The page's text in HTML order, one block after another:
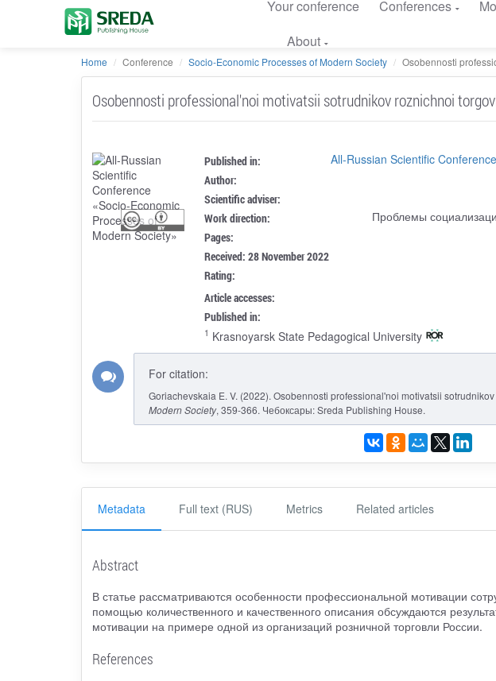
Your conference Conferences
About
Home Conference Socio-Economic Processes of Modern Society Osobennosti
Osobennosti professional'noi motivatsii sotrudnikov roznichnoi
Published in: All-Russian Scientific
Author:
Scientific adviser:
Work direction: Проблемы
Pages:
Received: 28 November 2022
Rating:
Article accesses:
Published in:
1 Krasnoyarsk State Pedagogical University
For citation:
Goriachevskaia E. V. (2022). Osobennosti professional'noi motivatsii
Modern Society, 359-366. Чебоксары: Sreda Publishing House.
Metadata Full text (RUS) Metrics Related articles
Abstract
В статье рассматриваются особенности профессиональной мотивации
помощью количественного и качественного описания обсуждаются
мотивации на примере одной из организаций розничной торговли России.
References